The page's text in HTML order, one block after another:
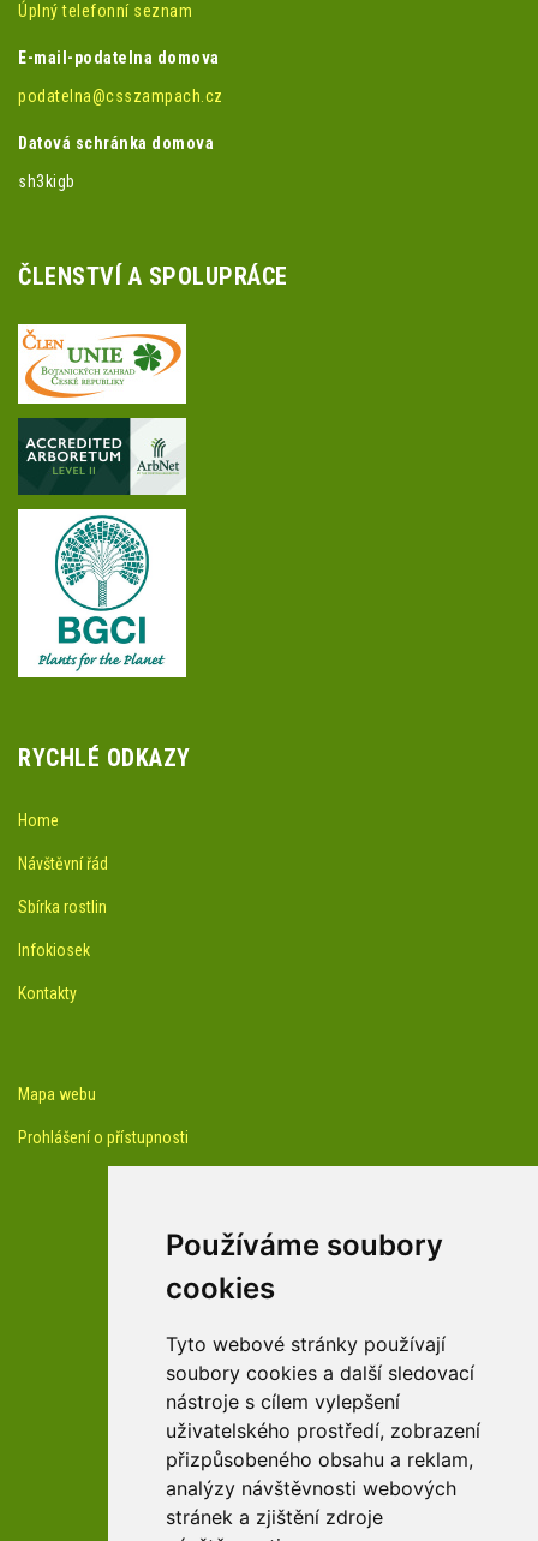
Používáme soubory
cookies
Tyto webové stránky používají
soubory cookies a další sledovací
nástroje s cílem vylepšení
uživatelského prostředí, zobrazení
přizpůsobeného obsahu a reklam,
analýzy návštěvnosti webových
stránek a zjištění zdroje
Úplný telefonní seznam
E-mail-podatelna domova
podatelna@csszampach.cz
Datová schránka domova
sh3kigb
ČLENSTVÍ A SPOLUPRÁCE
RYCHLÉ ODKAZY
Home
Návštěvní řád
Sbírka rostlin
Infokiosek
Kontakty
Mapa webu
Prohlášení o přístupnosti
Youtube kanál arboreta